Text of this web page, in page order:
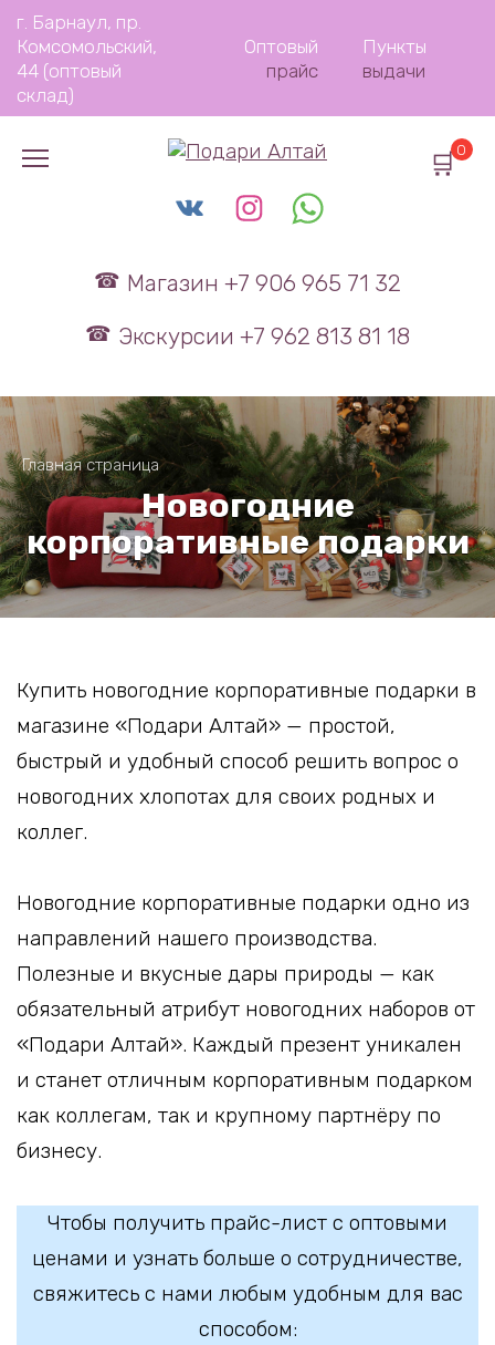
Перейти
содержанию
г. Барнаул, пр.
Комсомольский,
44 (оптовый
склад)
Оптовый
прайс
Пункты
выдачи
Магазин +7 906 965 71 32
Экскурсии +7 962 813 81 18
0
Главная страница
Новогодние
корпоративные подарки
Купить новогодние корпоративные подарки в
магазине «Подари Алтай» — простой,
быстрый и удобный способ решить вопрос о
новогодних хлопотах для своих родных и
коллег.
Новогодние корпоративные подарки одно из
направлений нашего производства.
Полезные и вкусные дары природы — как
обязательный атрибут новогодних наборов от
«Подари Алтай». Каждый презент уникален
и станет отличным корпоративным подарком
как коллегам, так и крупному партнёру по
бизнесу.
Чтобы получить прайс-лист с оптовыми
ценами и узнать больше о сотрудничестве,
свяжитесь с нами любым удобным для вас
способом: